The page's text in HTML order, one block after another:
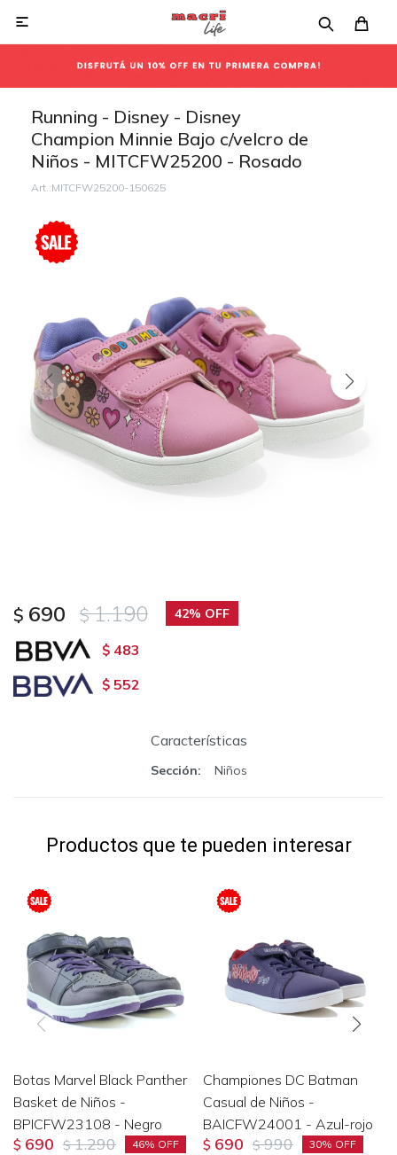

Running - Disney - Disney
Champion Minnie Bajo c/velcro de
Niños - MITCFW25200 - Rosado
MITCFW25200-150625
$ 690 $ 1.190 42
$ 483
$ 552
Características
Sección Niños
Productos que te pueden interesar
Botas Marvel Black Panther
Basket de Niños -
BPICFW23108 - Negro
$ 690 $ 1.290 46
Championes DC Batman
Casual de Niños -
BAICFW24001 - Azul-rojo
$ 690 $ 990 30